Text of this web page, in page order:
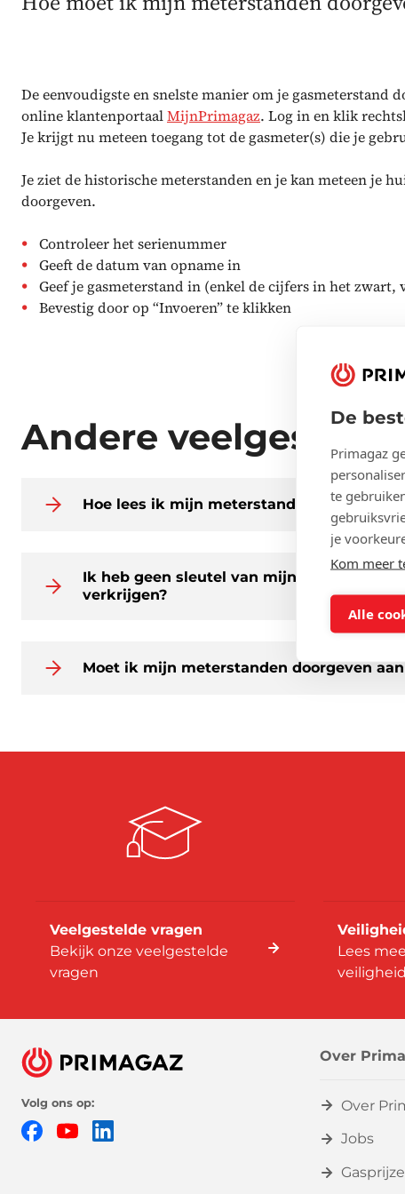
De
Primagaz
te
je
Kom meer
Alle
De eenvoudigste en snelste manier om je gasmeterstand
online klantenportaalMijnPrimagaz. Log in en klik
Je krijgt nu meteen toegang tot de gasmeter(s) die je
Je ziet de historische meterstanden en je kan meteen je
doorgeven.
Controleer het serienummer
Geeft de datum van opname in
Geef je gasmeterstand in (enkel de cijfers in het zwart,
Bevestig door op “Invoeren” te klikken
Andere
Hoe lees ik mijn meterstanden af?
Ik heb geen sleutel van mijn meterkast.
verkrijgen?
Moet ik mijn meterstanden doorgeven
Veelgestelde vragen
Bekijk onze veelgestelde
vragen
Lees
veiligheid
Volg ons op:
FacebookYouTube
Over
Over
Jobs